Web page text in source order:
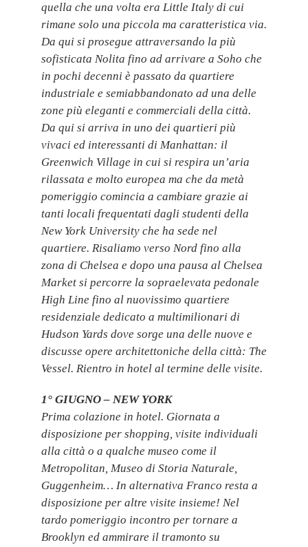
quella che una volta era Little Italy di cui
rimane solo una piccola ma caratteristica via.
Da qui si prosegue attraversando la più
sofisticata Nolita fino ad arrivare a Soho che
in pochi decenni è passato da quartiere
industriale e semiabbandonato ad una delle
zone più eleganti e commerciali della città.
Da qui si arriva in uno dei quartieri più
vivaci ed interessanti di Manhattan: il
Greenwich Village in cui si respira un’aria
rilassata e molto europea ma che da metà
pomeriggio comincia a cambiare grazie ai
tanti locali frequentati dagli studenti della
New York University che ha sede nel
quartiere. Risaliamo verso Nord fino alla
zona di Chelsea e dopo una pausa al Chelsea
Market si percorre la sopraelevata pedonale
High Line fino al nuovissimo quartiere
residenziale dedicato a multimilionari di
Hudson Yards dove sorge una delle nuove e
discusse opere architettoniche della città: The
Vessel. Rientro in hotel al termine delle visite.
1° GIUGNO – NEW YORK
Prima colazione in hotel. Giornata a
disposizione per shopping, visite individuali
alla città o a qualche museo come il
Metropolitan, Museo di Storia Naturale,
Guggenheim… In alternativa Franco resta a
disposizione per altre visite insieme! Nel
tardo pomeriggio incontro per tornare a
Brooklyn ed ammirare il tramonto su